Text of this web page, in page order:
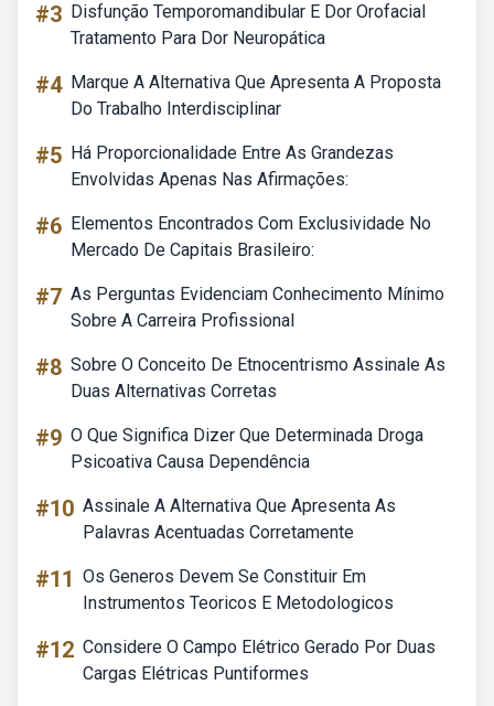
#3 Disfunção Temporomandibular E Dor Orofacial
Tratamento Para Dor Neuropática
#4 Marque A Alternativa Que Apresenta A Proposta
Do Trabalho Interdisciplinar
#5 Há Proporcionalidade Entre As Grandezas
Envolvidas Apenas Nas Afirmações:
#6 Elementos Encontrados Com Exclusividade No
Mercado De Capitais Brasileiro:
#7 As Perguntas Evidenciam Conhecimento Mínimo
Sobre A Carreira Profissional
#8 Sobre O Conceito De Etnocentrismo Assinale As
Duas Alternativas Corretas
#9 O Que Significa Dizer Que Determinada Droga
Psicoativa Causa Dependência
#10 Assinale A Alternativa Que Apresenta As
Palavras Acentuadas Corretamente
#11 Os Generos Devem Se Constituir Em
Instrumentos Teoricos E Metodologicos
#12 Considere O Campo Elétrico Gerado Por Duas
Cargas Elétricas Puntiformes